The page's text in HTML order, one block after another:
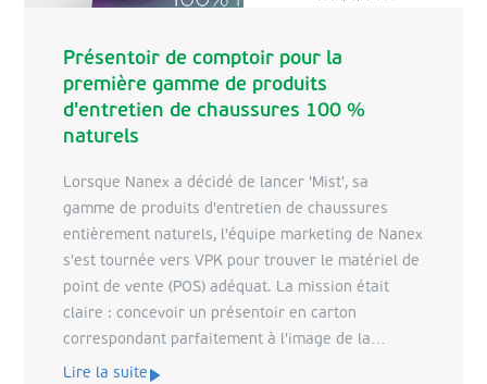
Présentoir de comptoir pour la
première gamme de produits
d'entretien de chaussures 100 %
naturels
Lorsque Nanex a décidé de lancer 'Mist', sa
gamme de produits d'entretien de chaussures
entièrement naturels, l'équipe marketing de Nanex
s'est tournée vers VPK pour trouver le matériel de
point de vente (POS) adéquat. La mission était
claire : concevoir un présentoir en carton
correspondant parfaitement à l'image de la
nouvelle gamme. Le temps était compté, mais VPK
Lire la suite